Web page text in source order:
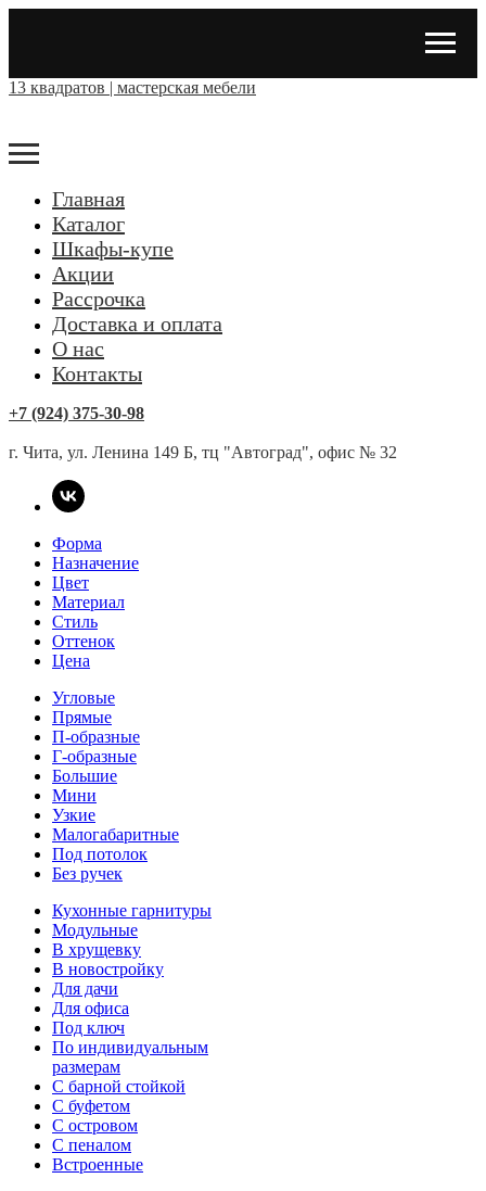
13 квадратов | мастерская мебели
Главная
Каталог
Шкафы-купе
Акции
Рассрочка
Доставка и оплата
О нас
Контакты
+7 (924) 375-30-98
г. Чита, ул. Ленина 149 Б, тц "Автоград", офис № 32
Форма
Назначение
Цвет
Материал
Стиль
Оттенок
Цена
Угловые
Прямые
П-образные
Г-образные
Большие
Мини
Узкие
Малогабаритные
Под потолок
Без ручек
Кухонные гарнитуры
Модульные
В хрущевку
В новостройку
Для дачи
Для офиса
Под ключ
По индивидуальным
размерам
С барной стойкой
С буфетом
С островом
С пеналом
Встроенные